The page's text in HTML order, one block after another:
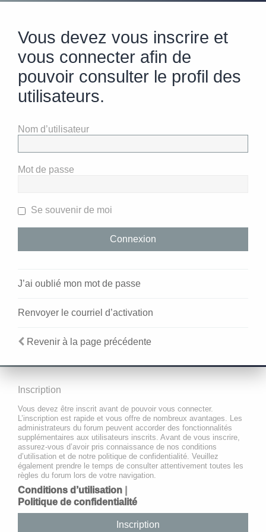
Vous devez vous inscrire et
vous connecter afin de
pouvoir consulter le profil des
utilisateurs.
Nom d’utilisateur
Mot de passe
Se souvenir de moi
J’ai oublié mon mot de passe
Renvoyer le courriel d’activation
Revenir à la page précédente
Inscription
Vous devez être inscrit avant de pouvoir vous connecter.
L’inscription est rapide et vous offre de nombreux avantages. Les
administrateurs du forum peuvent accorder des fonctionnalités
supplémentaires aux utilisateurs inscrits. Avant de vous inscrire,
assurez-vous d’avoir pris connaissance de nos conditions
d’utilisation et de notre politique de confidentialité. Veuillez
également prendre le temps de consulter attentivement toutes les
règles du forum lors de votre navigation.
Conditions d’utilisation
Politique de confidentialité
Inscription